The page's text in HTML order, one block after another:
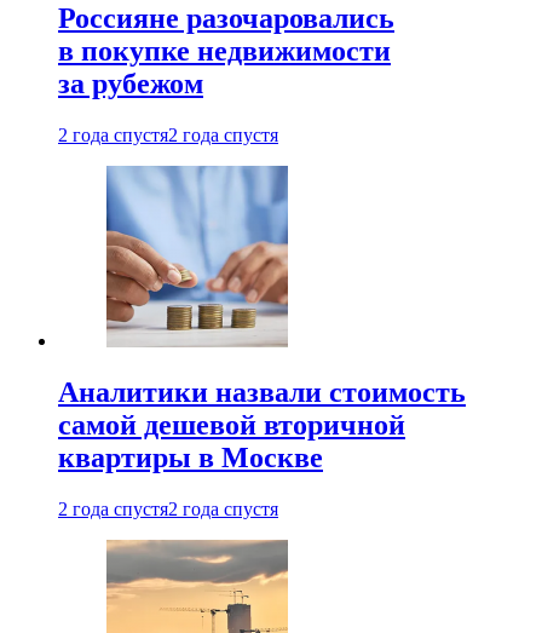
Россияне разочаровались
в покупке недвижимости
за рубежом
2 года спустя2 года спустя
Аналитики назвали стоимость
самой дешевой вторичной
квартиры в Москве
2 года спустя2 года спустя